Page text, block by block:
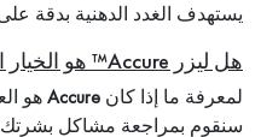
يستهدف الغدد الدهنية بدقة
هل ليزر Accure™ هو الخيار المناسب لك؟
لمعرفة ما إذا كان Accureهو
سنقوم بمراجعة مشاكل